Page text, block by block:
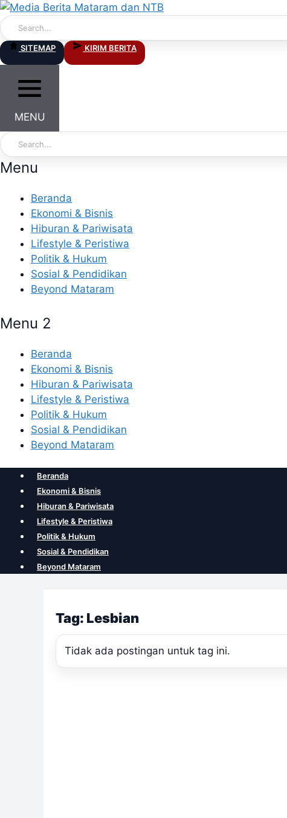
Skip
to
content
SITEMAP KIRIM BERITA
MENU
Menu
Beranda
Ekonomi & Bisnis
Hiburan & Pariwisata
Lifestyle & Peristiwa
Politik & Hukum
Sosial & Pendidikan
Beyond Mataram
Menu 2
Beranda
Ekonomi & Bisnis
Hiburan & Pariwisata
Lifestyle & Peristiwa
Politik & Hukum
Sosial & Pendidikan
Beyond Mataram
Beranda
Ekonomi & Bisnis
Hiburan & Pariwisata
Lifestyle & Peristiwa
Politik & Hukum
Sosial & Pendidikan
Beyond Mataram
Tag: Lesbian
Tidak ada postingan untuk tag ini.